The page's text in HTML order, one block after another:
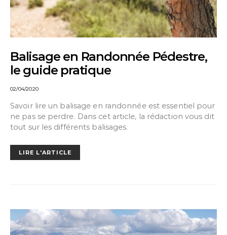
Balisage en Randonnée Pédestre,
le guide pratique
02/04/2020
Savoir lire un balisage en randonnée est essentiel pour
ne pas se perdre. Dans cet article, la rédaction vous dit
tout sur les différents balisages.
LIRE L'ARTICLE